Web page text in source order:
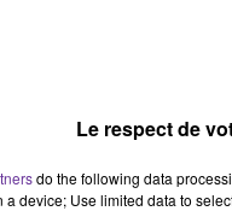
LE JOURNAL DU LIBAN
Le respect de
do the following data
a device; Use limited data to